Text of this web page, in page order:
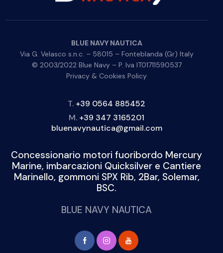
BLUE NAVY NAUTICA
Via G. Velasco s.n.c. – 58015 – Fonteblanda (Gr) Italy
© 2003/2022 Blue Navy – P. Iva IT01711590537
Privacy & Cookies Policy
T. +39 0564 885452
M. +39 347 3165201
bluenavynautica@gmail.com
Concessionario motori fuoribordo Mercury
Marine, imbarcazioni Quicksilver e Cantiere
Marinello, gommoni SPX Rib, 2Bar, Solemar,
BSC.
BLUE NAVY NAUTICA